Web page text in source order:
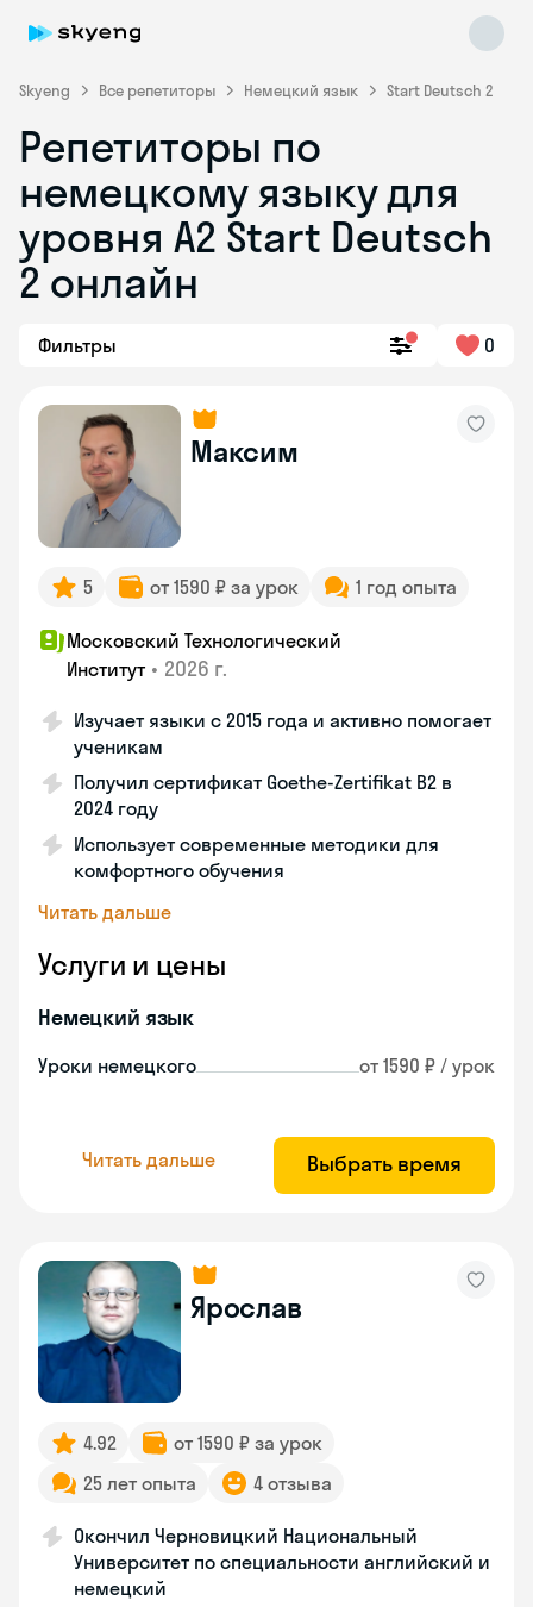
Skyeng Все репетиторы Немецкий язык Start Deutsch 2
Репетиторы по
немецкому языку для
уровня A2 Start Deutsch
2 онлайн
Фильтры 0
Максим
5 от 1590 ₽ за урок 1 год опыта
Московский Технологический
Институт • 2026 г.
Изучает языки с 2015 года и активно помогает
ученикам
Получил сертификат Goethe-Zertifikat B2 в
2024 году
Использует современные методики для
комфортного обучения
Читать дальше
Услуги и цены
Немецкий язык
Уроки немецкого от 1590 ₽ / урок
Читать дальше Выбрать время
Ярослав
4.92
от 1590 ₽ за урок
25 лет опыта
4 отзыва
Окончил Черновицкий Национальный
Университет по специальности английский и
немецкий